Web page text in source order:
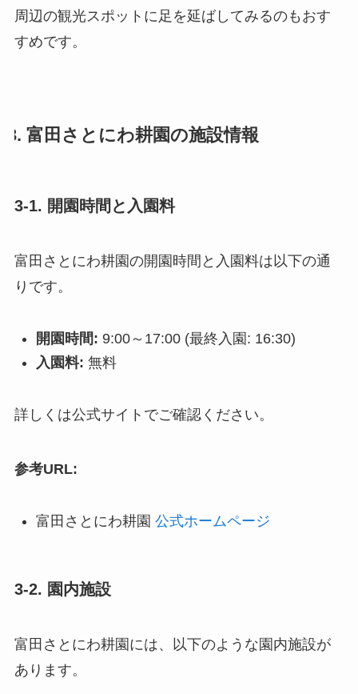
周辺の観光スポットに足を延ばしてみるのもおす
すめです。
3. 富田さとにわ耕園の施設情報
3-1. 開園時間と入園料
富田さとにわ耕園の開園時間と入園料は以下の通
りです。
開園時間: 9:00～17:00 (最終入園: 16:30)
入園料: 無料
詳しくは公式サイトでご確認ください。
参考URL:
富田さとにわ耕園 公式ホームページ
3-2. 園内施設
富田さとにわ耕園には、以下のような園内施設が
あります。